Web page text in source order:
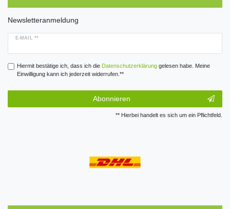
Newsletteranmeldung
E-MAIL **
Hiermit bestätige ich, dass ich die Daten­schutz­erklärunggelesen habe. Meine
Einwilligung kann ich jederzeit widerrufen.**
Abonnieren
** Hierbei handelt es sich um ein Pflichtfeld.